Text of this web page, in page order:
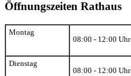
Öffnungszeiten Rathaus
Montag
08:00 - 12:00 Uhr
Dienstag
08:00 - 12:00 Uhr